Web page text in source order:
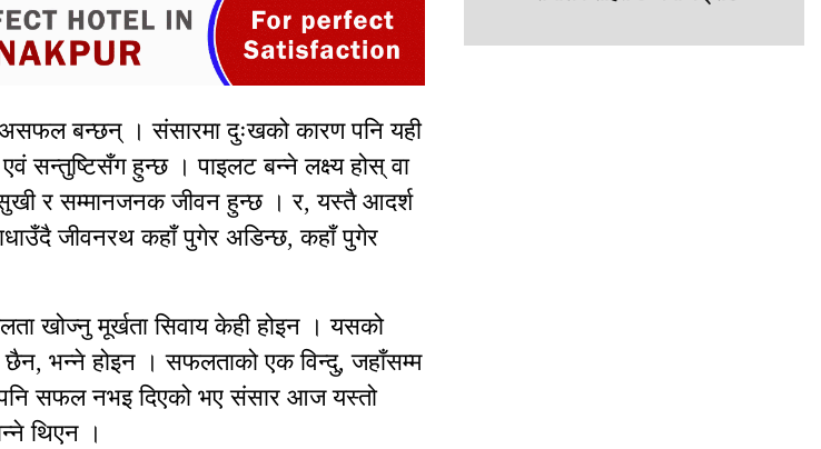
बन्छन् । संसारमा दुःखको कारण पनि यही
सन्तुष्टिसँग हुन्छ । पाइलट बन्ने लक्ष्य होस् वा
र सम्मानजनक जीवन हुन्छ । र, यस्तै आदर्श
जीवनरथ कहाँ पुगेर अडिन्छ, कहाँ पुगेर
खोज्नु मूर्खता सिवाय केही होइन । यसको
भन्ने होइन । सफलताको एक विन्दु, जहाँसम्म
पनि सफल नभइ दिएको भए संसार आज यस्तो
थिएन ।